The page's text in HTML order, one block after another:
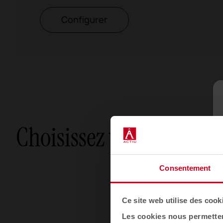
Consentement
Ce site web utilise des
Les cookies nous
Configurer
Choisissez votre option